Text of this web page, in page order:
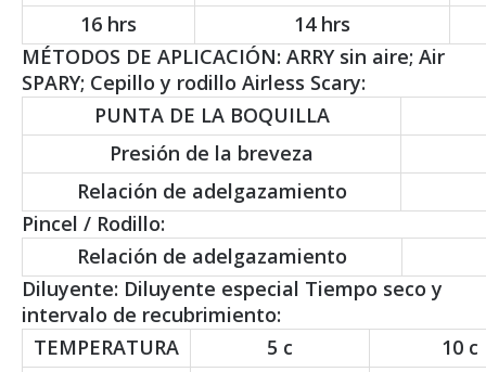
16 hrs
14 hrs
MÉTODOS DE APLICACIÓN: ARRY sin aire; Air
SPARY; Cepillo y rodillo Airless Scary:
PUNTA DE LA BOQUILLA
Presión de la breveza
Relación de adelgazamiento
Pincel / Rodillo:
Relación de adelgazamiento
Diluyente: Diluyente especial Tiempo seco y
intervalo de recubrimiento:
TEMPERATURA
5 c
10 c